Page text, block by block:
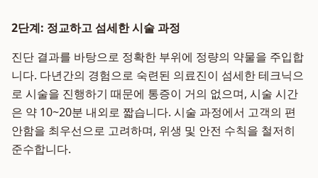
2단계: 정교하고 섬세한 시술 과정
진단 결과를 바탕으로 정확한 부위에 정량의 약물을 주입합
니다. 다년간의 경험으로 숙련된 의료진이 섬세한 테크닉으
로 시술을 진행하기 때문에 통증이 거의 없으며, 시술 시간
은 약 10~20분 내외로 짧습니다. 시술 과정에서 고객의 편
안함을 최우선으로 고려하며, 위생 및 안전 수칙을 철저히
준수합니다.